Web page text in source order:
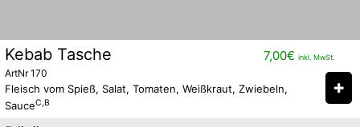
Kebab Tasche
ArtNr 170
7,00€ inkl. MwSt.
Fleisch vom Spieß, Salat, Tomaten, Weißkraut, Zwiebeln,
SauceC,B
✚